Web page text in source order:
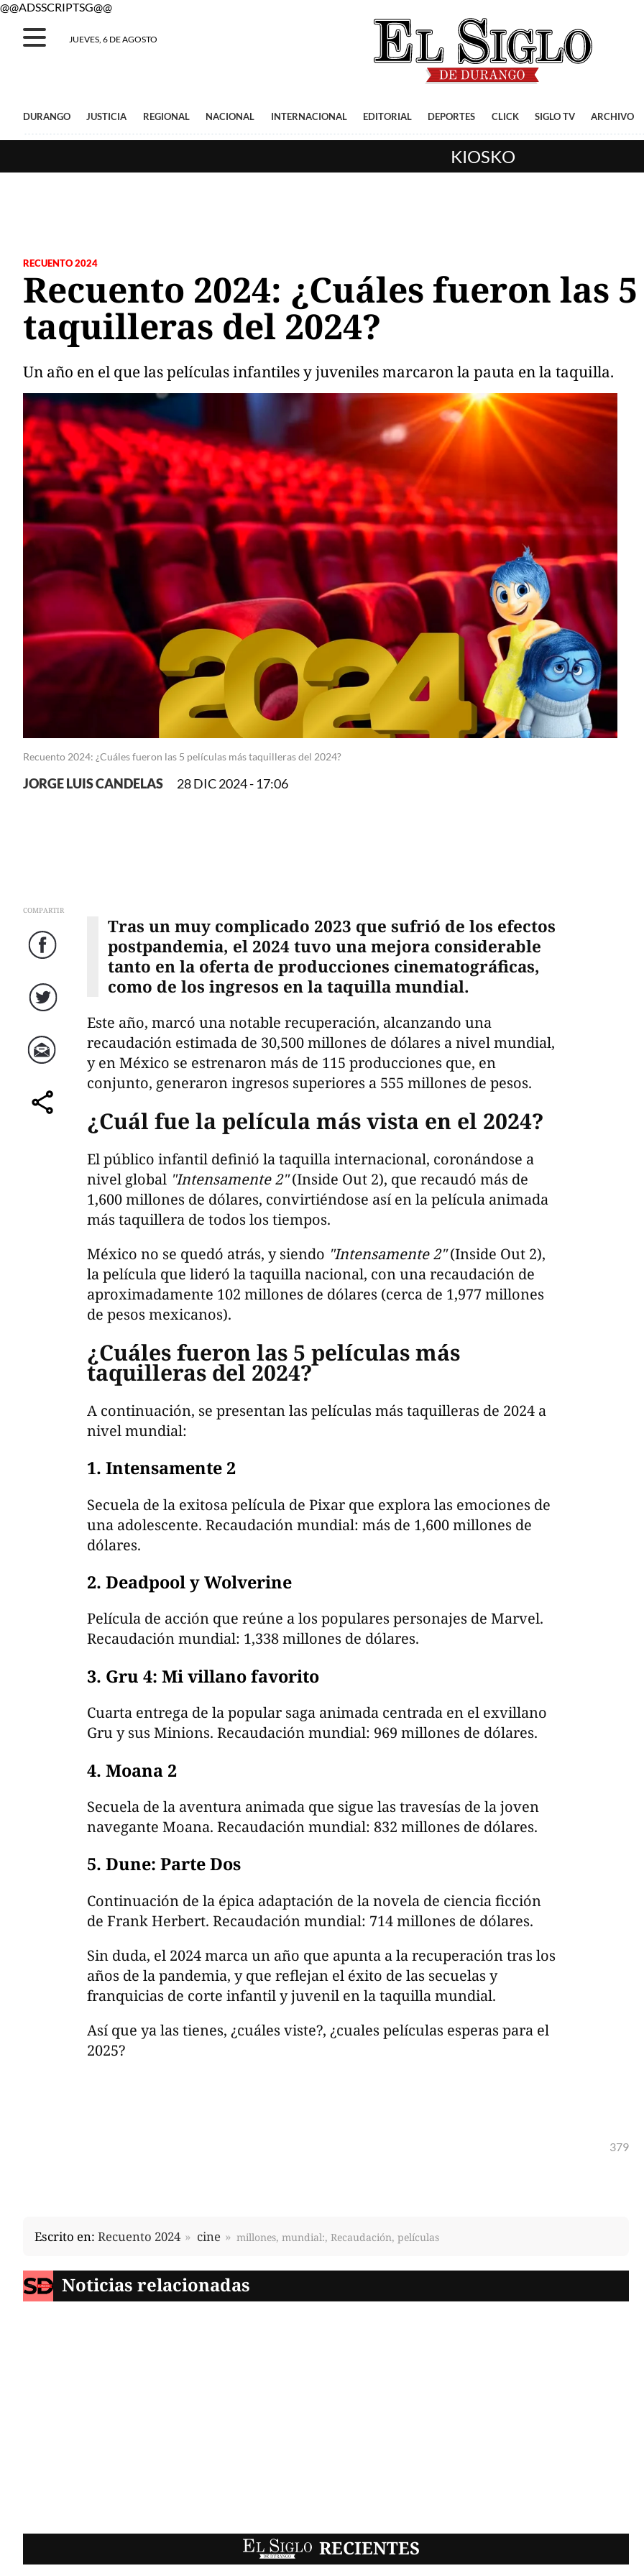
@@ADSSCRIPTSG@@
JUEVES, 6 DE AGOSTO
DURANGO JUSTICIA REGIONAL NACIONAL INTERNACIONAL EDITORIAL DEPORTES CLICK SIGLO TV ARCHIVO
KIOSKO
RECUENTO 2024
Recuento 2024: ¿Cuáles fueron las
taquilleras del 2024?
Un año en el que las películas infantiles y juveniles marcaron la pauta en la taquilla.
Recuento 2024: ¿Cuáles fueron las 5 películas más taquilleras del 2024?
JORGE LUIS CANDELAS 28 DIC 2024 - 17:06
COMPARTIR
Facebook
Twitter
Correo
comparte
Tras un muy complicado 2023 que sufrió de los efectos
postpandemia, el 2024 tuvo una mejora considerable
tanto en la oferta de producciones cinematográficas,
como de los ingresos en la taquilla mundial.
Este año, marcó una notable recuperación, alcanzando una
recaudación estimada de 30,500 millones de dólares a nivel mundial,
y en México se estrenaron más de 115 producciones que, en
conjunto, generaron ingresos superiores a 555 millones de pesos.
¿Cuál fue la película más vista en el 2024?
El público infantil definió la taquilla internacional, coronándose a
nivel global "Intensamente 2"(Inside Out 2), que recaudó más de
1,600 millones de dólares, convirtiéndose así en la película animada
más taquillera de todos los tiempos.
México no se quedó atrás, y siendo "Intensamente 2"(Inside Out 2),
la película que lideró la taquilla nacional, con una recaudación de
aproximadamente 102 millones de dólares (cerca de 1,977 millones
de pesos mexicanos).
¿Cuáles fueron las 5 películas más
taquilleras del 2024?
A continuación, se presentan las películas más taquilleras de 2024 a
nivel mundial:
1. Intensamente 2
Secuela de la exitosa película de Pixar que explora las emociones de
una adolescente. Recaudación mundial: más de 1,600 millones de
dólares.
2. Deadpool y Wolverine
Película de acción que reúne a los populares personajes de Marvel.
Recaudación mundial: 1,338 millones de dólares.
3. Gru 4: Mi villano favorito
Cuarta entrega de la popular saga animada centrada en el exvillano
Gru y sus Minions. Recaudación mundial: 969 millones de dólares.
4. Moana 2
Secuela de la aventura animada que sigue las travesías de la joven
navegante Moana. Recaudación mundial: 832 millones de dólares.
5. Dune: Parte Dos
Continuación de la épica adaptación de la novela de ciencia ficción
de Frank Herbert. Recaudación mundial: 714 millones de dólares.
Sin duda, el 2024 marca un año que apunta a la recuperación tras los
años de la pandemia, y que reflejan el éxito de las secuelas y
franquicias de corte infantil y juvenil en la taquilla mundial.
Así que ya las tienes, ¿cuáles viste?, ¿cuales películas esperas para el
2025?
379
Escrito en: Recuento 2024 cine millones, mundial:, Recaudación, películas
Noticias relacionadas
EL SIGLO RECIENTES